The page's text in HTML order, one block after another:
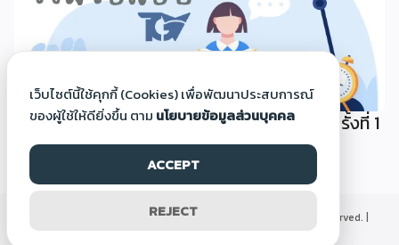
ความถนัดทางภาษาอาหรับ (PAT 7.5) ปี 2554 ครั้งที่ 1
5 ธ.ค. 2565
©2000-2026 Thaigoodview.com, All rights reserved. |
เว็บไซต์นี้ใช้คุกกี้ (Cookies) เพื่อพัฒนาประสบการณ์
ของผู้ใช้ให้ดียิ่งขึ้น ตาม นโยบายข้อมูลส่วนบุคคล
ACCEPT
REJECT